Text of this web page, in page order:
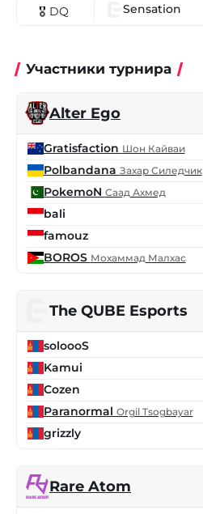
🎖 DQ Sensation
Участники турнира
Alter Ego
Gratisfaction Шон Кайваи
Polbandana Захар Силедчик
PokemoN Саад Ахмед
bali
famouz
BOROS Мохаммад Малхас
The QUBE Esports
soloooS
Kamui
Cozen
Paranormal Orgil Tsogbayar
grizzly
Rare Atom